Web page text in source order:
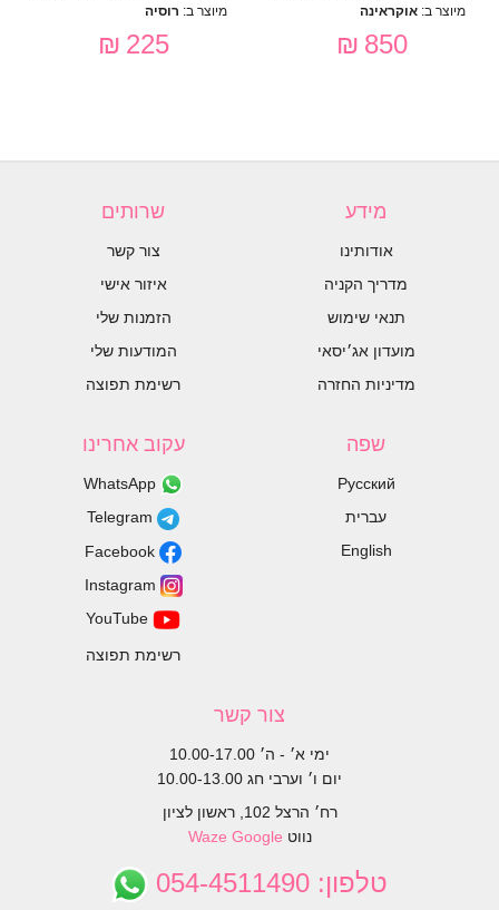
מיוצר ב: אוקראינה
850 ₪
מיוצר ב: רוסיה
225 ₪
מידע
אודותינו
מדריך הקניה
תנאי שימוש
מועדון אג׳יסאי
מדיניות החזרה
שרותים
צור קשר
איזור אישי
הזמנות שלי
המודעות שלי
רשימת תפוצה
שפה
Русский
עברית
English
עקוב אחרינו
רשימת תפוצה
צור קשר
ימי א׳ - ה׳ 10.00-17.00
יום ו׳ וערבי חג 10.00-13.00
רח׳ הרצל 102, ראשון לציון
נווט
Waze Google
טלפון: 054-4511490